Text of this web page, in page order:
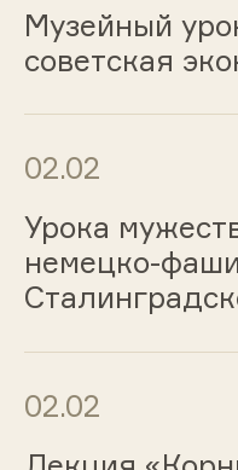
Музейный
советская
02.02
Урока
немецко-
02.02